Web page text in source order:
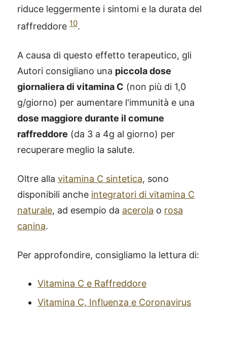
riduce leggermente i sintomi e la durata del
raffreddore 10.
A causa di questo effetto terapeutico, gli
Autori consigliano una piccola dose
giornaliera di vitamina C (non più di 1,0
g/giorno) per aumentare l'immunità e una
dose maggiore durante il comune
raffreddore (da 3 a 4g al giorno) per
recuperare meglio la salute.
Oltre alla vitamina C sintetica, sono
disponibili anche integratori di vitamina C
naturale, ad esempio da acerola o rosa
canina.
Per approfondire, consigliamo la lettura di:
Vitamina C e Raffreddore
Vitamina C, Influenza e Coronavirus